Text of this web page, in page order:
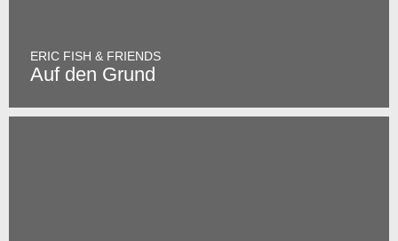
ERIC FISH & FRIENDS
Auf den Grund